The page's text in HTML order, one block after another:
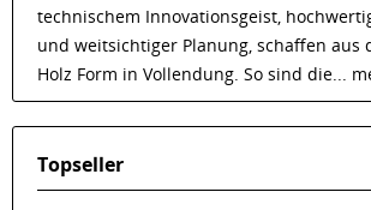
technischem Innovationsgeist,
und weitsichtiger Planung, schaffen aus
Holz Form in Vollendung. So sind die...
Topseller